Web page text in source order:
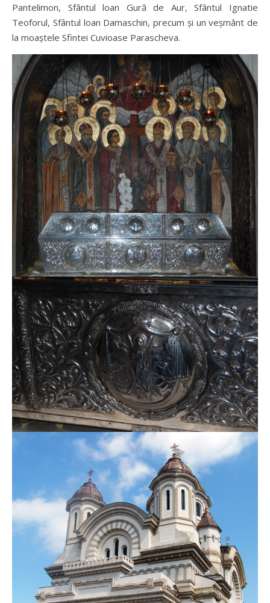
Pantelimon, Sfântul loan Gură de Aur, Sfântul Ignatie
Teoforul, Sfântul loan Damaschin, precum şi un veşmânt de
la moaştele Sfintei Cuvioase Parascheva.